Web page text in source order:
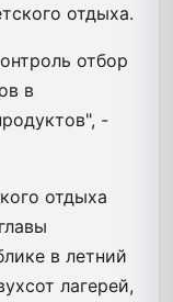
отдыха.
отбор
в
-
отдыха
в летний
лагерей,